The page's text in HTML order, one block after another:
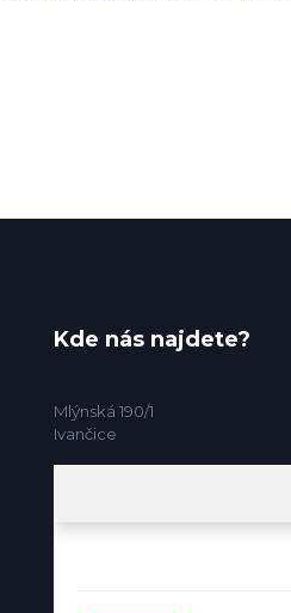
Kde nás najdete?
Mlýnská 190/1
Ivančice